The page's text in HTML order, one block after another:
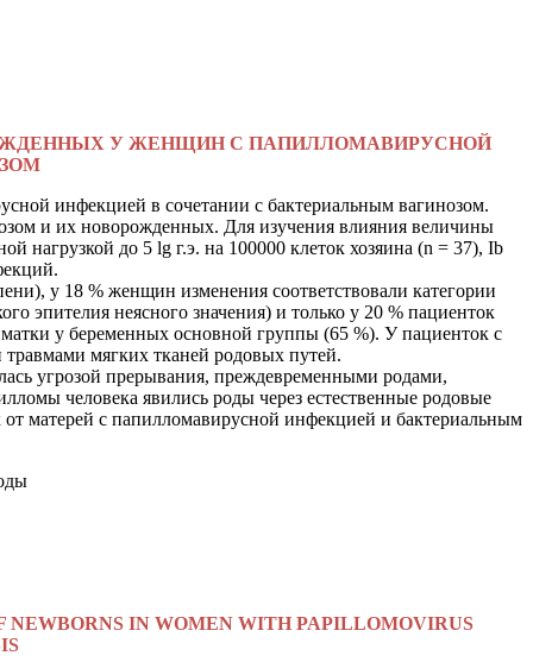
У ЖЕНЩИН С ПАПИЛЛОМАВИРУСНОЙ
инфекцией в сочетании с бактериальным вагинозом.
и их новорожденных. Для изучения влияния величины
нагрузкой до 5 lg г.э. на 100000 клеток хозяина (n = 37), Ib
у 18 % женщин изменения соответствовали категории
эпителия неясного значения) и только у 20 % пациенток
у беременных основной группы (65 %). У пациенток с
мягких тканей родовых путей.
угрозой прерывания, преждевременными родами,
человека явились роды через естественные родовые
матерей с папилломавирусной инфекцией и бактериальным
NEWBORNS IN WOMEN WITH PAPILLOMOVIRUS